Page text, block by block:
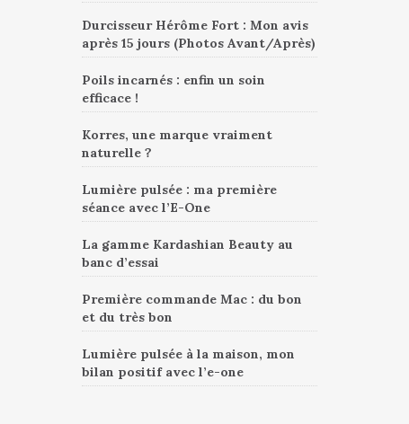
Durcisseur Hérôme Fort : Mon avis
après 15 jours (Photos Avant/Après)
Poils incarnés : enfin un soin
efficace !
Korres, une marque vraiment
naturelle ?
Lumière pulsée : ma première
séance avec l’E-One
La gamme Kardashian Beauty au
banc d’essai
Première commande Mac : du bon
et du très bon
Lumière pulsée à la maison, mon
bilan positif avec l’e-one